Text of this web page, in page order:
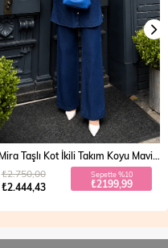
Mira Taşlı Kot İkili Takım Koyu Mavi 19286
₺2.444,43
₺2.750,00 Sepette %10
₺2199,99